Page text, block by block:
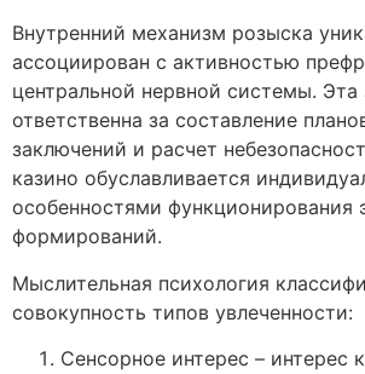
Внутренний механизм розыска
ассоциирован с активностью
центральной нервной системы. Эта
ответственна за составление
заключений и расчет
казино обуславливается
особенностями функционирования
формирований.
Мыслительная психология
совокупность типов увлеченности:
Сенсорное интерес – интерес